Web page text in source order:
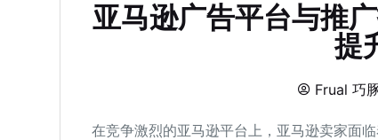
亚马逊广告平台与推
提
Frual 巧
在竞争激烈的亚马逊平台上，亚马逊卖家面